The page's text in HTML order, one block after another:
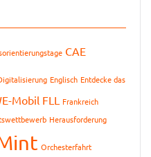
CAE
Englisch Entdecke das
Mobil FLL
Frankreich
Herausforderung
Orchesterfahrt